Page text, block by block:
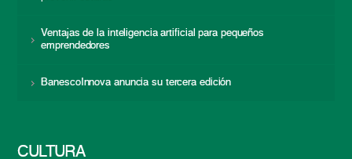
Ventajas de la inteligencia artificial para pequeños
emprendedores
BanescoInnova anuncia su tercera edición
CULTURA